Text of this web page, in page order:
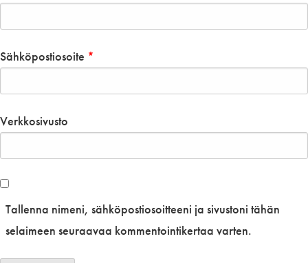
Sähköpostiosoite *
Verkkosivusto
Tallenna nimeni, sähköpostiosoitteeni ja sivustoni tähän
selaimeen seuraavaa kommentointikertaa varten.